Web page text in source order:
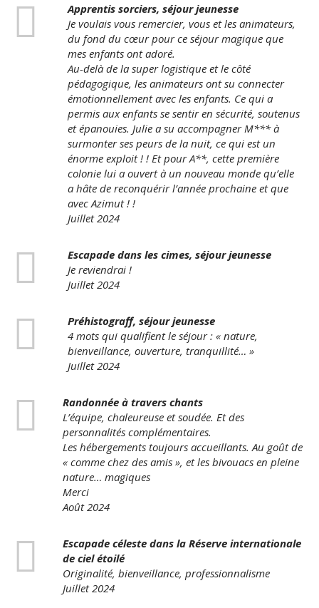
Apprentis sorciers, séjour jeunesse
Je voulais vous remercier, vous et les animateurs,
du fond du cœur pour ce séjour magique que
mes enfants ont adoré.
Au-delà de la super logistique et le côté
pédagogique, les animateurs ont su connecter
émotionnellement avec les enfants. Ce qui a
permis aux enfants se sentir en sécurité, soutenus
et épanouies. Julie a su accompagner M*** à
surmonter ses peurs de la nuit, ce qui est un
énorme exploit ! ! Et pour A**, cette première
colonie lui a ouvert à un nouveau monde qu’elle
a hâte de reconquérir l’année prochaine et que
avec Azimut ! !
Juillet 2024
Escapade dans les cimes, séjour jeunesse
Je reviendrai !
Juillet 2024
Préhistograff, séjour jeunesse
4 mots qui qualifient le séjour : « nature,
bienveillance, ouverture, tranquillité… »
Juillet 2024
Randonnée à travers chants
L’équipe, chaleureuse et soudée. Et des
personnalités complémentaires.
Les hébergements toujours accueillants. Au goût de
« comme chez des amis », et les bivouacs en pleine
nature… magiques
Merci
Août 2024
Escapade céleste dans la Réserve internationale
de ciel étoilé
Originalité, bienveillance, professionnalisme
Juillet 2024